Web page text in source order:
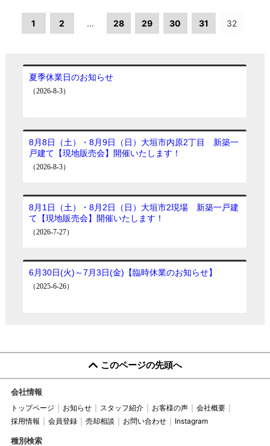
（火）
にお問合せ下さい♪
是非、この機会をご利用ください
クリック
←
クリック
←
宣言」が発令されました。新型コロナウ
ィルス感染症の感染拡大を受けまして弊
す。
1.一部社員の自宅待機（人員削減）によ
3.一定距離を保っての接客・商談
4.スタッフ全員マスク着用のうえ接客対
応
していただきます）
人員削減のため、予約を優先させてい
がありますことをご了承ください。
また、換気状態を維持することによ
ご利用いただけるよう環境づくりを行っ
てまいります。
以上、ご理解ご協力のほど、どうぞよ
ろしくお願い申し上げます。
センチュリー21真永不動産
1 2 ... 28 29 30 31 32
このページの先頭へ
会社情報
トップページ お知らせ スタッフ紹介 お客様の声
会社概要
採用情報
会員登録 売却相談 お問い合わせ Instagram
種別検索